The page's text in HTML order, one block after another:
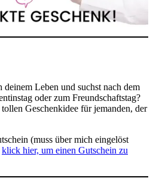
deinem Leben und suchst nach dem
oder zum Freundschaftstag?
Geschenkidee für jemanden, der
(muss über mich eingelöst
klick hier, um einen Gutschein zu